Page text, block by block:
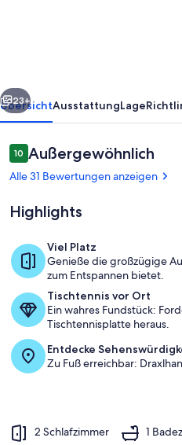
the
Brauneck,
vacation
with
and
dog
Weiter
23+
ÜbersichtAusstattungLage
Bewertungen
1010 von 10.
Außergewöhnlich
Alle 31 Bewertungen anzeigen
Highlights
Viel Platz
Genieße die großzügige
zum Entspannen bietet.
Tischtennis vor Ort
Ein wahres Fundstück:
Tischtennisplatte heraus.
Entdecke
Zu Fuß erreichbar:
2 Schlafzimmer 1